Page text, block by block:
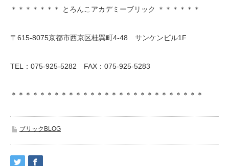
＊＊＊＊＊＊＊ とろんこアカデミーブリック ＊＊＊＊＊＊
〒615-8075京都市西京区桂巽町4-48 サンケンビル1F
TEL：075-925-5282 FAX：075-925-5283
＊＊＊＊＊＊＊＊＊＊＊＊＊＊＊＊＊＊＊＊＊＊＊＊＊＊＊
ブリックBLOG